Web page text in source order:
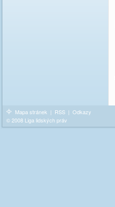
Mapa stránek | RSS | Odkazy
© 2008 Liga lidských práv